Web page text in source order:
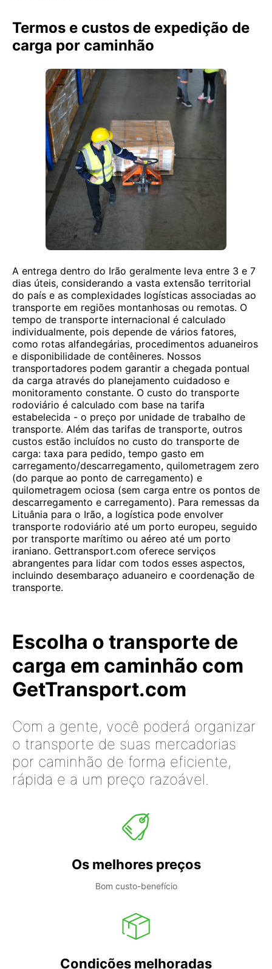
Termos e custos de expedição de
carga por caminhão
A entrega dentro do Irão geralmente leva entre 3 e 7
dias úteis, considerando a vasta extensão territorial
do país e as complexidades logísticas associadas ao
transporte em regiões montanhosas ou remotas. O
tempo de transporte internacional é calculado
individualmente, pois depende de vários fatores,
como rotas alfandegárias, procedimentos aduaneiros
e disponibilidade de contêineres. Nossos
transportadores podem garantir a chegada pontual
da carga através do planejamento cuidadoso e
monitoramento constante. O custo do transporte
rodoviário é calculado com base na tarifa
estabelecida - o preço por unidade de trabalho de
transporte. Além das tarifas de transporte, outros
custos estão incluídos no custo do transporte de
carga: taxa para pedido, tempo gasto em
carregamento/descarregamento, quilometragem zero
(do parque ao ponto de carregamento) e
quilometragem ociosa (sem carga entre os pontos de
descarregamento e carregamento). Para remessas da
Lituânia para o Irão, a logística pode envolver
transporte rodoviário até um porto europeu, seguido
por transporte marítimo ou aéreo até um porto
iraniano. Gettransport.com oferece serviços
abrangentes para lidar com todos esses aspectos,
incluindo desembaraço aduaneiro e coordenação de
transporte.
Escolha o transporte de
carga em caminhão com
GetTransport.com
Com a gente, você poderá organizar
o transporte de suas mercadorias
por caminhão de forma eficiente,
rápida e a um preço razoável.
Os melhores preços
Bom custo-benefício
Condições melhoradas